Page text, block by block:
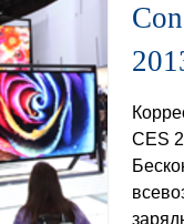
CES